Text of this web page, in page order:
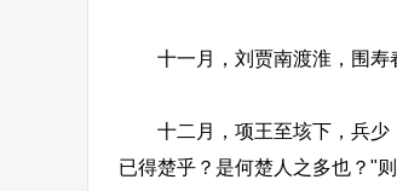
十一月，刘贾南渡淮，围寿春
十二月，项王至垓下，兵少，
已得楚乎？是何楚人之多也？"